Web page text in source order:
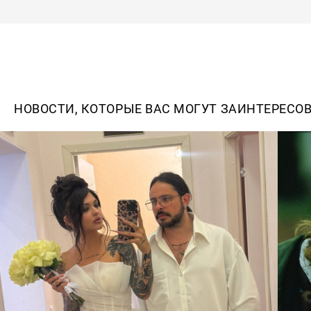
НОВОСТИ, КОТОРЫЕ ВАС МОГУТ